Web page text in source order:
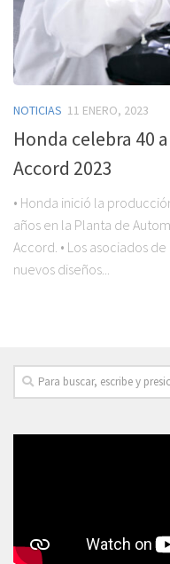
NOTICIAS 11 ENERO, 2023
Honda celebra 40
Accord 2023
• Honda inició la
años en la Planta de
Accord. • Los asociados
nuevos diseños...